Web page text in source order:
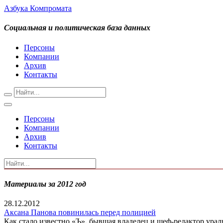
Азбука Компромата
Социальная и политическая база данных
Персоны
Компании
Архив
Контакты
Персоны
Компании
Архив
Контакты
Материалы за 2012 год
28.12.2012
Аксана Панова повинилась перед полицией
Как стало известно «Ъ», бывшая владелец и шеф-редактор